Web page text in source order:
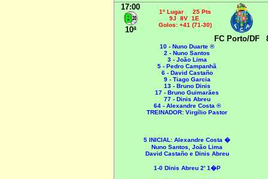
17:00
10ª
1º Lugar 25 Pts
9J 8V 1E
Golos: +41 (71-30)
FC Porto/DF
10 - Nuno Duarte ®
2 - Nuno Santos
3 - João Lima
5 - Pedro Campanhã
6 - David Castaño
9 - Tiago Garcia
13 - Bruno Dinis
17 - Bruno Guimarães
77 - Dinis Abreu
64 - Alexandre Costa ®
TREINADOR: Virgílio Pastor
5 INICIAL: Alexandre Costa �
Nuno Santos, João Lima
David Castaño e Dinis Abreu
1-0 Dinis Abreu 2' 1�P